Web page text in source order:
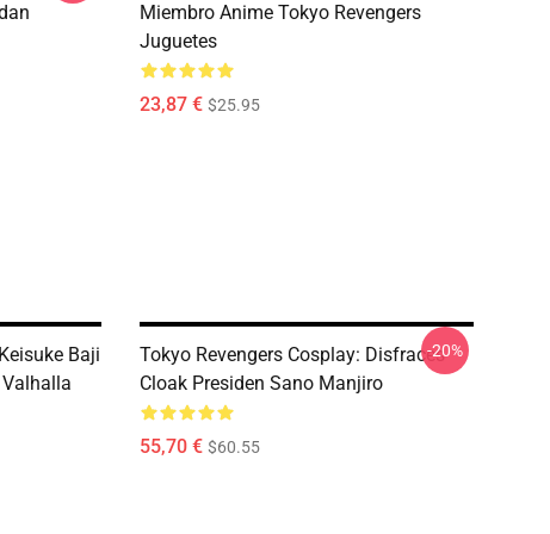
Miembro Anime Tokyo Revengers
Juguetes
23,87 € $25.95
Baji
Tokyo Revengers Cosplay: Disfraces
Cloak Presiden Sano Manjiro
55,70 € $60.55
-20%